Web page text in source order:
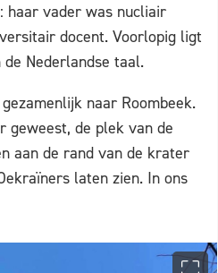
haar vader was nucliair
docent. Voorlopig ligt
Nederlandse taal.
naar Roombeek.
geweest, de plek van de
aan de rand van de krater
laten zien. In ons